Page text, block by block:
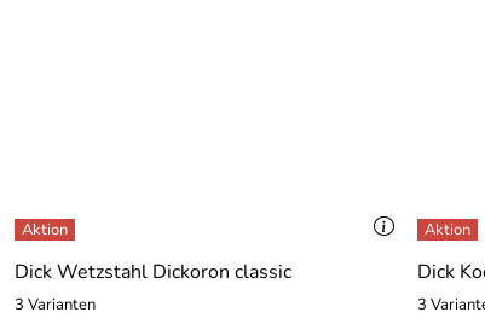
Dick Wetzstahl Dickoron classic
3 Varianten
Dick
3